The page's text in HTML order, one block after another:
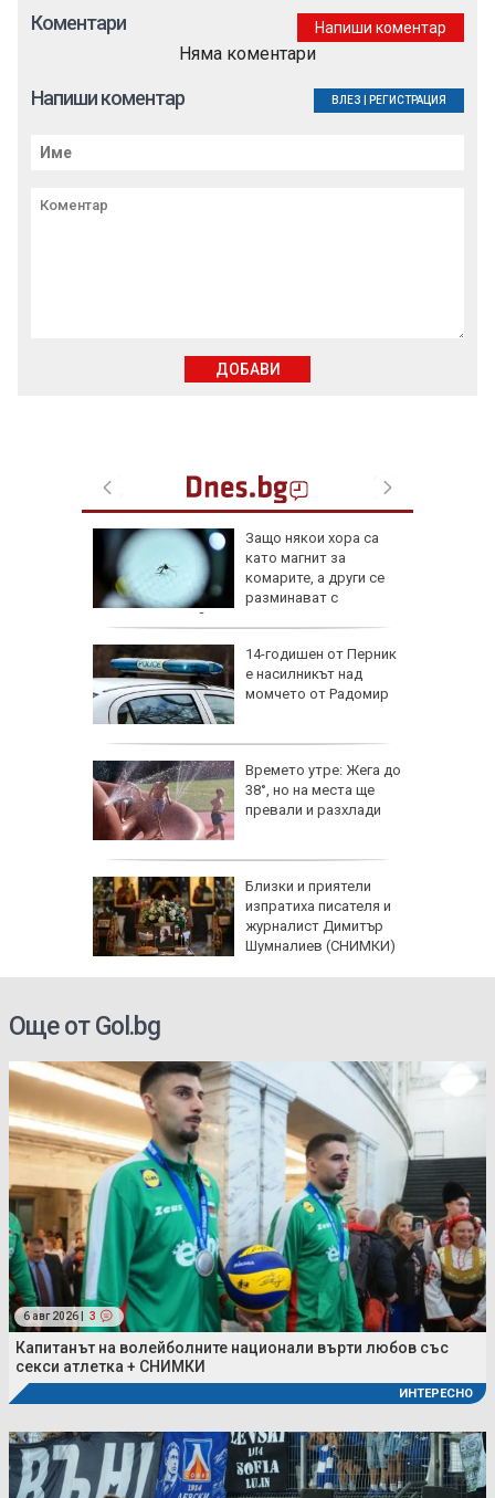
Защо някои хора са
като магнит за
комарите, а други се
разминават с
ухапванията им?
14-годишен от Перник
е насилникът над
момчето от Радомир
Времето утре: Жега до
38°, но на места ще
превали и разхлади
Близки и приятели
изпратиха писателя и
журналист Димитър
Шумналиев (СНИМКИ)
Коментари Напиши коментар
Няма коментари
Напиши коментар ВЛЕЗ РЕГИСТРАЦИЯ
ДОБАВИ
Още от Gol.bg
6 авг 2026 | 3
Капитанът на волейболните национали върти любов със
секси атлетка + СНИМКИ
ИНТЕРЕСНО